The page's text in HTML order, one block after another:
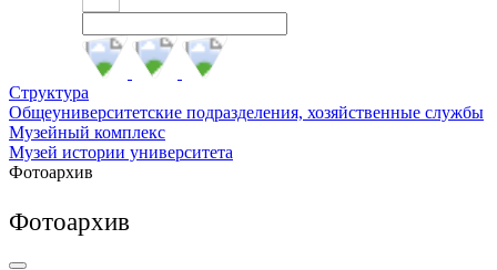
Структура
Общеуниверситетские подразделения, хозяйственные службы
Музейный комплекс
Музей истории университета
Фотоархив
Фотоархив